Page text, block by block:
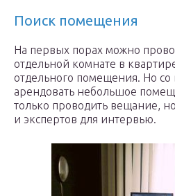
Поиск помещения
На первых порах можно
отдельной комнате в
отдельного помещения. Но
арендовать небольшое
только проводить вещание,
и экспертов для интервью.